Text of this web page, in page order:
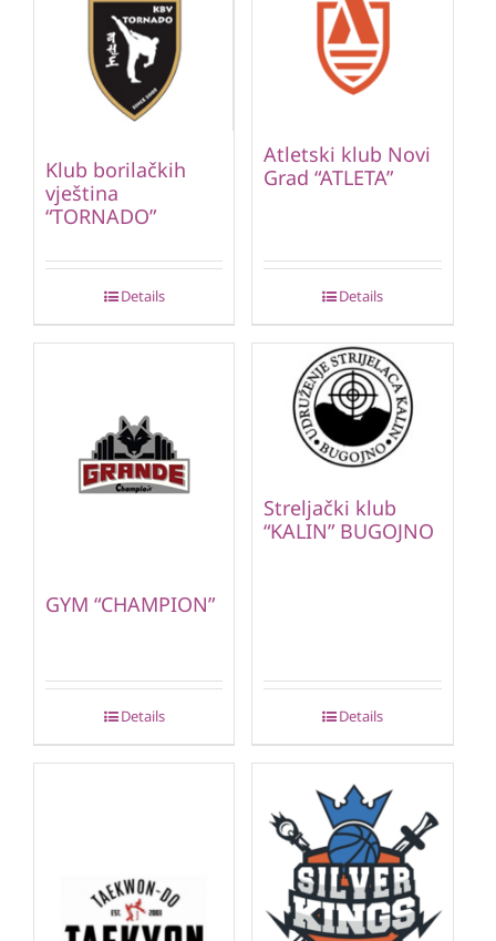
Klub borilačkih
vještina
“TORNADO”
Details
Atletski klub Novi
Grad “ATLETA”
Details
GYM “CHAMPION”
Details
Streljački klub
“KALIN” BUGOJNO
Details